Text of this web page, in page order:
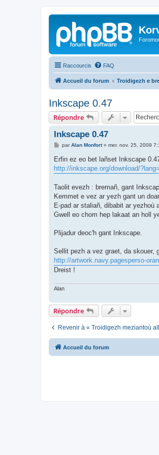
Raccourcis FAQ
Accueil du forum Troidigezh e
Inkscape 0.47
Répondre
Inkscape 0.47
M
s
s
a
g
parAlan Monfort» mer. nov. 25, 2009
Erfin ez eo bet lañset Inkscape
http://inkscape.org/download/
Taolit evezh : bremañ, gant
Kemmet e vez ar yezh gant un
E-pad ar staliañ, dibabit ar yezhoù
Gwell eo chom hep lakaat an holl
Plijadur deoc'h gant Inkscape.
Sellit pezh a vez graet, da skouer,
http://artwork.navy.pagesperso-
Dreist !
Alan
Répondre
Revenir à « Troidigezh meziantoù
Accueil du forum